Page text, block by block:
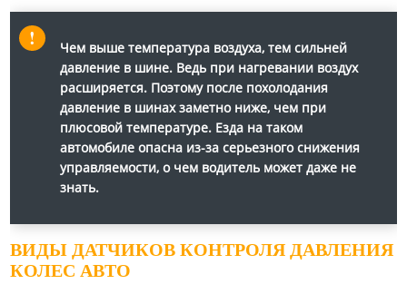
Чем выше температура воздуха, тем сильней
давление в шине. Ведь при нагревании воздух
расширяется. Поэтому после похолодания
давление в шинах заметно ниже, чем при
плюсовой температуре. Езда на таком
автомобиле опасна из-за серьезного снижения
управляемости, о чем водитель может даже не
знать.
ВИДЫ ДАТЧИКОВ КОНТРОЛЯ ДАВЛЕНИЯ
КОЛЕС АВТО